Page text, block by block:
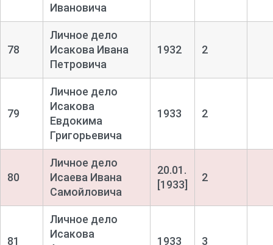
Ивановича
78
Личное дело
Исакова Ивана
Петровича
1932 2
79
Личное дело
Исакова
Евдокима
Григорьевича
1933 2
80
Личное дело
Исаева Ивана
Самойловича
20.01.
[1933]
2
81
Личное дело
Исакова
1933 3